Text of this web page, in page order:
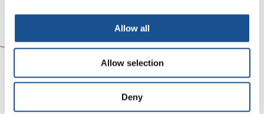
Allow all
Allow selection
Deny